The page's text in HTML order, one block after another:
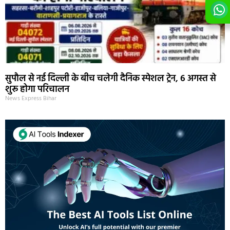
सुपौल से नई दिल्ली के बीच चलेगी दैनिक स्पेशल ट्रेन, 6 अगस्त से
शुरू होगा परिचालन
News Express Bihar